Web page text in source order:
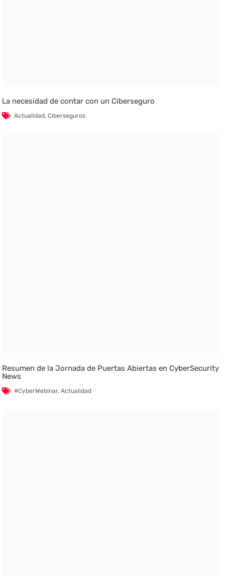
La necesidad de contar con un Ciberseguro
Actualidad,Ciberseguros
Resumen de la Jornada de Puertas Abiertas en CyberSecurity
News
#CyberWebinar,Actualidad